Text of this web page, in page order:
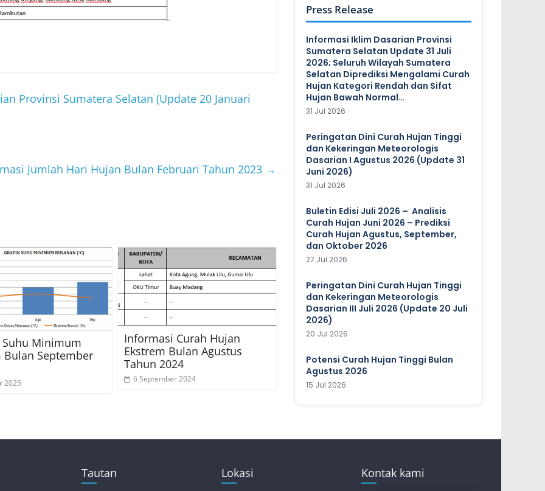
Provinsi Sumatera Selatan (Update 20 Januari
Jumlah Hari Hujan Bulan Februari Tahun 2023 →
Minimum
Bulan September
2025
Informasi Curah Hujan
Ekstrem Bulan Agustus
Tahun 2024
6 September 2024
Press Release
Informasi Iklim Dasarian Provinsi
Sumatera Selatan Update 31 Juli
2026; Seluruh Wilayah Sumatera
Selatan Diprediksi Mengalami Curah
Hujan Kategori Rendah dan Sifat
Hujan Bawah Normal…
31 Jul 2026
Peringatan Dini Curah Hujan Tinggi
dan Kekeringan Meteorologis
Dasarian I Agustus 2026 (Update 31
Juni 2026)
31 Jul 2026
Buletin Edisi Juli 2026 – Analisis
Curah Hujan Juni 2026 – Prediksi
Curah Hujan Agustus, September,
dan Oktober 2026
27 Jul 2026
Peringatan Dini Curah Hujan Tinggi
dan Kekeringan Meteorologis
Dasarian III Juli 2026 (Update 20 Juli
2026)
20 Jul 2026
Potensi Curah Hujan Tinggi Bulan
Agustus 2026
15 Jul 2026
Tautan Lokasi Kontak kami